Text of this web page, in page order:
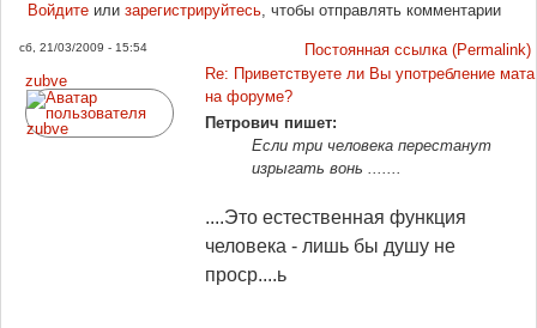
Войдитеили зарегистрируйтесь, чтобы отправлять комментарии
сб, 21/03/2009 - 15:54
Постоянная ссылка (Permalink)
zubve
Re: Приветствуете ли Вы употребление мата
на форуме?
Петрович пишет:
Если три человека перестанут
изрыгать вонь .......
....Это естественная функция
человека - лишь бы душу не
проср....ь